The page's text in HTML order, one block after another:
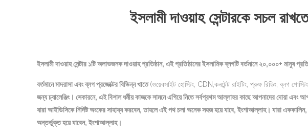
ইসলামী দাওয়াহ সেন্টারকে সচল
ইসলামী দাওয়াহ সেন্টার ১টি অলাভজনক দাওয়াহ প্রতিষ্ঠান, এই প্রতিষ্ঠানের ইসলামিক ব্লগটি বর্তমানে ২০,০০০+ মানুষ
বর্তমানে মাদরাসা এবং ব্লগ প্রজেক্টের বিভিন্ন খাতে(ওয়েবসাইট হোস্টিং, CDN,কনটেন্ট রাইটিং, প্রুফ রিডিং, ব্লগ
জন্য চ্যালেঞ্জিং। সেকারনে, এই বিশাল ধর্মীয় কাজকে সামনে এগিয়ে নিতে সর্বপ্রথম আল্লাহর কাছে আপনাদের দোয়া
যারা আইডিসিকে নির্দিষ্ট অংকের সাহায্য করবেন, তাহলে এই পথ চলা অনেক সহজ হয়ে যাবে, ইংশাআল্লাহ। যারা
অন্তর্ভুক্ত হয়ে যাবেন, ইংশাআল্লাহ।